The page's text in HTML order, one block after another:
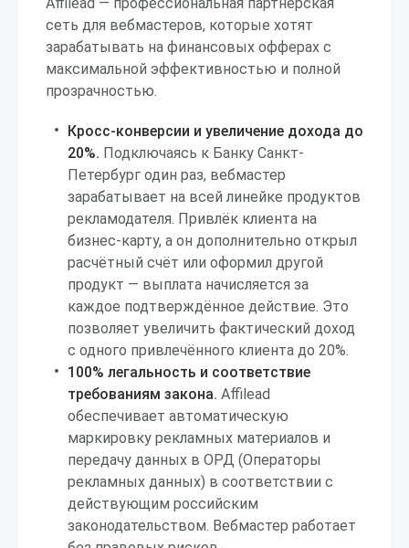
сеть для вебмастеров, которые хотят
зарабатывать на финансовых офферах с
максимальной эффективностью и полной
прозрачностью.
Кросс-конверсии и увеличение дохода до
20%. Подключаясь к Банку Санкт-
Петербург один раз, вебмастер
зарабатывает на всей линейке продуктов
рекламодателя. Привлёк клиента на
бизнес-карту, а он дополнительно открыл
расчётный счёт или оформил другой
продукт — выплата начисляется за
каждое подтверждённое действие. Это
позволяет увеличить фактический доход
с одного привлечённого клиента до 20%.
100% легальность и соответствие
требованиям закона. Affilead
обеспечивает автоматическую
маркировку рекламных материалов и
передачу данных в ОРД (Операторы
рекламных данных) в соответствии с
действующим российским
законодательством. Вебмастер работает